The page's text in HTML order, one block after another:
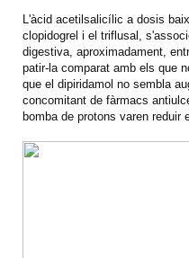
L'àcid acetilsalicílic a dosis
clopidogrel i el triflusal,
digestiva, aproximadament,
patir-la comparat amb els que
que el dipiridamol no sembla
concomitant de fàrmacs
bomba de protons varen reduir